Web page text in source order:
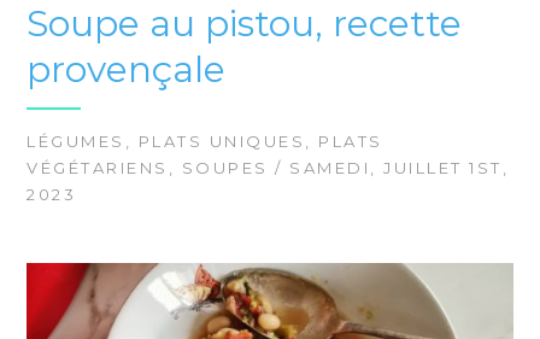
Soupe au pistou, recette
provençale
LÉGUMES PLATS UNIQUES
PLATS
VÉGÉTARIENS
SOUPES / SAMEDI, JUILLET 1ST,
2023